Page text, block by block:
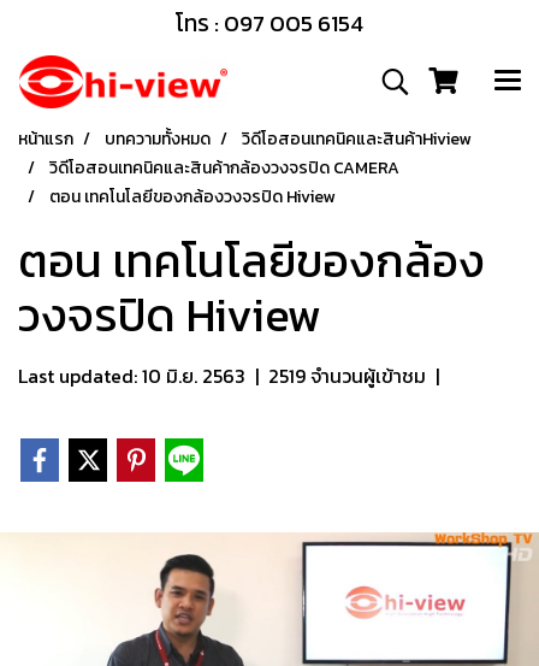
โทร : 097 005 6154
หน้าแรก บทความทั้งหมด
วิดีโอสอนเทคนิคและสินค้าHiview
วิดีโอสอนเทคนิคและสินค้ากล้องวงจรปิด CAMERA
ตอน เทคโนโลยีของกล้องวงจรปิด Hiview
ตอน เทคโนโลยีของกล้อง
วงจรปิด Hiview
Last updated: 10 มิ.ย. 2563 | 2519 จำนวนผู้เข้าชม |